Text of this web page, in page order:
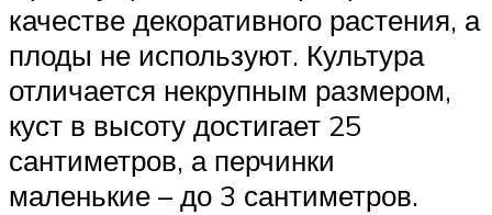
качестве декоративного растения, а
плоды не используют. Культура
отличается некрупным размером,
куст в высоту достигает 25
сантиметров, а перчинки
маленькие – до 3 сантиметров.